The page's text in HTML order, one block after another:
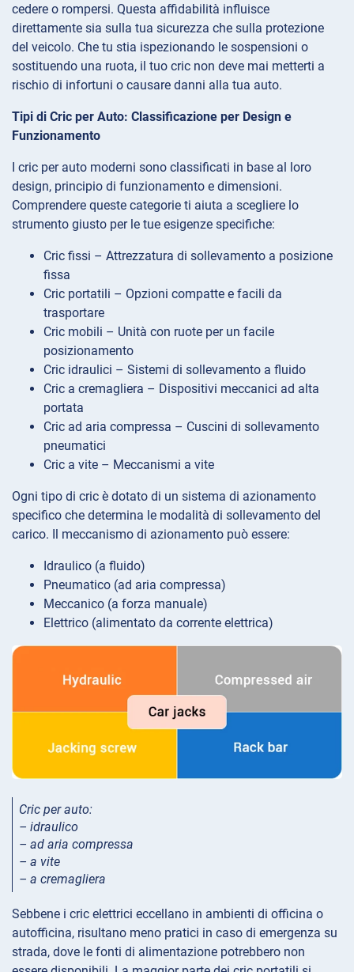
cedere o rompersi. Questa affidabilità influisce
direttamente sia sulla tua sicurezza che sulla protezione
del veicolo. Che tu stia ispezionando le sospensioni o
sostituendo una ruota, il tuo cric non deve mai metterti a
rischio di infortuni o causare danni alla tua auto.
Tipi di Cric per Auto: Classificazione per Design e
Funzionamento
I cric per auto moderni sono classificati in base al loro
design, principio di funzionamento e dimensioni.
Comprendere queste categorie ti aiuta a scegliere lo
strumento giusto per le tue esigenze specifiche:
Cric fissi – Attrezzatura di sollevamento a posizione
fissa
Cric portatili – Opzioni compatte e facili da
trasportare
Cric mobili – Unità con ruote per un facile
posizionamento
Cric idraulici – Sistemi di sollevamento a fluido
Cric a cremagliera – Dispositivi meccanici ad alta
portata
Cric ad aria compressa – Cuscini di sollevamento
pneumatici
Cric a vite – Meccanismi a vite
Ogni tipo di cric è dotato di un sistema di azionamento
specifico che determina le modalità di sollevamento del
carico. Il meccanismo di azionamento può essere:
Idraulico (a fluido)
Pneumatico (ad aria compressa)
Meccanico (a forza manuale)
Elettrico (alimentato da corrente elettrica)
Cric per auto:
– idraulico
– ad aria compressa
– a vite
– a cremagliera
Sebbene i cric elettrici eccellano in ambienti di officina o
autofficina, risultano meno pratici in caso di emergenza su
strada, dove le fonti di alimentazione potrebbero non